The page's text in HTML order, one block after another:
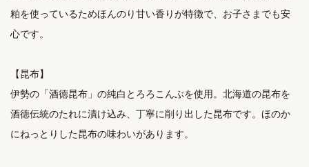
粕を使っているためほんのり甘い香りが特徴で、お子さまでも安
心です。
【昆布】
伊勢の「酒徳昆布」の純白とろろこんぶを使用。北海道の昆布を
酒徳伝統のたれに漬け込み、丁寧に削り出した昆布です。ほのか
にねっとりした昆布の味わいがあります。